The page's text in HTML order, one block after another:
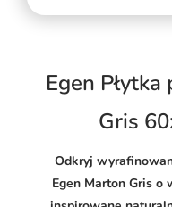
Egen
Gris
Odkryj
Egen Marton Gris o